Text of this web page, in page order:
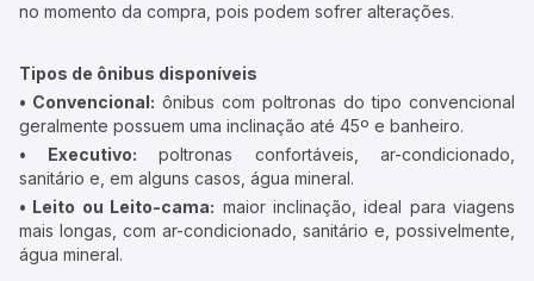
no momento da compra, pois podem sofrer alterações.
Tipos de ônibus disponíveis
• Convencional: ônibus com poltronas do tipo convencional
geralmente possuem uma inclinação até 45º e banheiro.
• Executivo: poltronas confortáveis, ar-condicionado,
sanitário e, em alguns casos, água mineral.
• Leito ou Leito-cama: maior inclinação, ideal para viagens
mais longas, com ar-condicionado, sanitário e, possivelmente,
água mineral.